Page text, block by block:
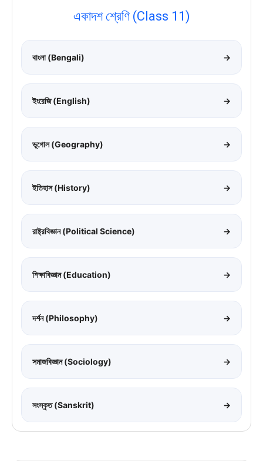
একাদশ শ্রেণি (Class 11)
বাংলা (Bengali) →
ইংরেজি (English) →
ভূগোল (Geography) →
ইতিহাস (History) →
রাষ্ট্রবিজ্ঞান (Political Science) →
শিক্ষাবিজ্ঞান (Education) →
দর্শন (Philosophy) →
সমাজবিজ্ঞান (Sociology) →
সংস্কৃত (Sanskrit) →